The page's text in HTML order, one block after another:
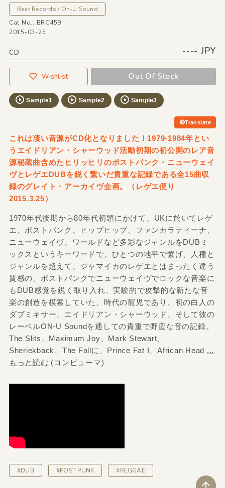
Beat Records / On-U Sound
Cat No.: BRC459
2015-03-25
CD ---- JPY
Wishlist Out Of Stock
Sample1 Sample2 Sample3
Translate
これは凄い音源がCD化となりました！1979-1984年とい
うエイドリアン・シャーウッド活動初期の初公開のレア音
源秘蔵曲含めたヒリッヒリのポストパンク・ニューウェイ
ヴとレゲエDUBを鋭く繋いだ貴重な記録である全15曲収
録のグレイト・アーカイヴ企画。（レゲエ便り
2015.3.25）
1970年代後期から80年代初頭にかけて、UKに於いてレゲ
エ、ポストパンク、ヒップヒップ、ファンカラティーナ、
ニューウェイヴ、ワールドなど多彩なジャンルをDUBミ
ックスというキーワードで、ひとつの地平で繋げ、人種と
ジャンルを超えて、ジャマイカのレゲエとはまったく違う
質感の、ポストパンクでニューウェイヴでロックな音楽に
もDUB感覚を鋭く取り入れ、実験的で攻撃的な新たな音
楽の創造を模索していた、時代の寵児であり、初の白人の
ダブミキサー、エイドリアン・シャーウッド、そして彼の
レーベルON-U Soundを通しての貴重で野蛮な音の記録。
The Slits、Maximum Joy、Mark Stewart、
Sheriekback、The Fallに、Prince Fat I、African Head ...
もっと読む (コンピューマ)
#DUB #POST PUNK #REGGAE